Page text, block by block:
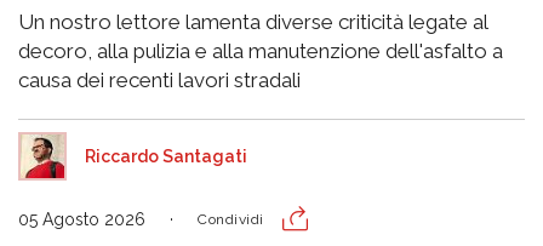
Un nostro lettore lamenta diverse criticità legate al
decoro, alla pulizia e alla manutenzione dell'asfalto a
causa dei recenti lavori stradali
Riccardo Santagati
05 Agosto 2026 Condividi